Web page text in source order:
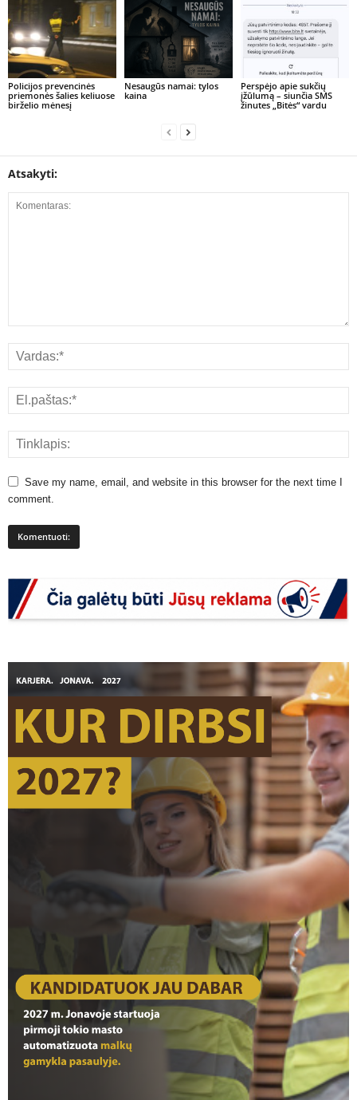
Policijos prevencinės
priemonės šalies keliuose
birželio mėnesį
Nesaugūs namai: tylos
kaina
Perspėjo apie sukčių
įžūlumą – siunčia SMS
žinutes „Bitės“ vardu
Atsakyti:
Save my name, email, and website in this browser for the next time I
comment.